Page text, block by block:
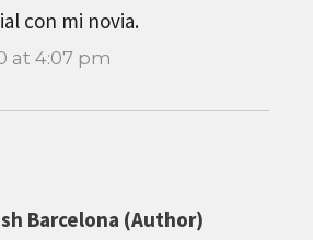
con mi novia.
at 4:07 pm
Barcelona (Author)